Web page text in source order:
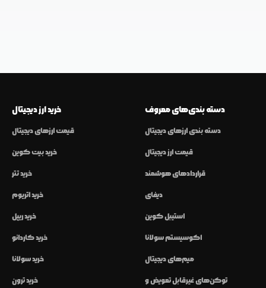
خرید ارز دیجیتال
قیمت ارزهای دیجیتال
خرید بیت کوین
خرید تتر
خرید اتریوم
خرید ریپل
خرید کاردانو
خرید سولانا
خرید ترون
دسته بندی‌های معروف
دسته بندی ارزهای دیجیتال
قیمت ارز دیجیتال
قراردادهای هوشمند
دیفای
استیبل کوین
اکوسیستم سولانا
میم‌های دیجیتال
توکن‌های غیرقابل تعویض و